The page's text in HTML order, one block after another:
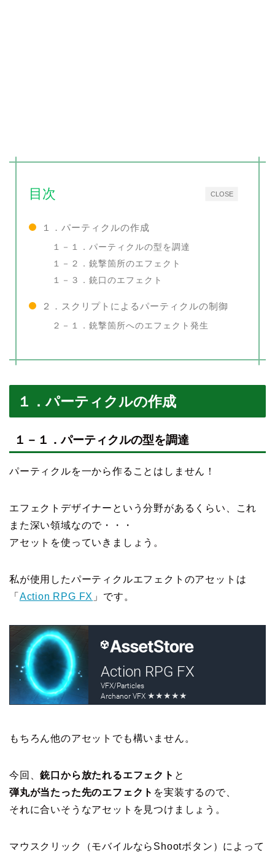
CLOSE
目次
１．パーティクルの作成
１－１．パーティクルの型を調達
１－２．銃撃箇所のエフェクト
１－３．銃口のエフェクト
２．スクリプトによるパーティクルの制御
２－１．銃撃箇所へのエフェクト発生
１．パーティクルの作成
１－１．パーティクルの型を調達
パーティクルを一から作ることはしません！
エフェクトデザイナーという分野があるくらい、これ
また深い領域なので・・・
アセットを使っていきましょう。
私が使用したパーティクルエフェクトのアセットは
「 Action RPG FX 」です。
もちろん他のアセットでも構いません。
今回、銃口から放たれるエフェクト と
弾丸が当たった先のエフェクト を実装するので、
それに合いそうなアセットを見つけましょう。
マウスクリック（モバイルならShootボタン）によって